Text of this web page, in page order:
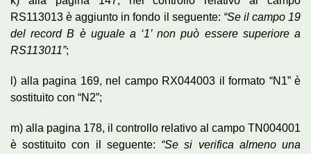
RS113013 è aggiunto in fondo il seguente: “Se il campo 19
del record B è uguale a ‘1’ non può essere superiore a
RS113011”;
l) alla pagina 169, nel campo RX044003 il formato “N1” è
sostituito con “N2”;
m) alla pagina 178, il controllo relativo al campo TN004001
è sostituito con il seguente: “Se si verifica almeno una